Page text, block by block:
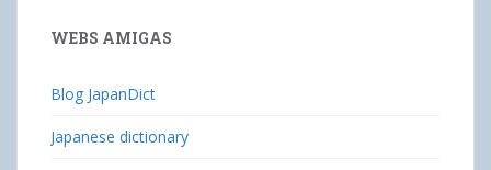
WEBS AMIGAS
Blog JapanDict
Japanese dictionary